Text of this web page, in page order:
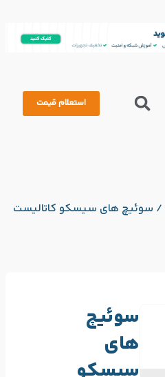
استعلام قیمت
/ سوئیچ های سیسکو کاتالیست
سوئیچ
های